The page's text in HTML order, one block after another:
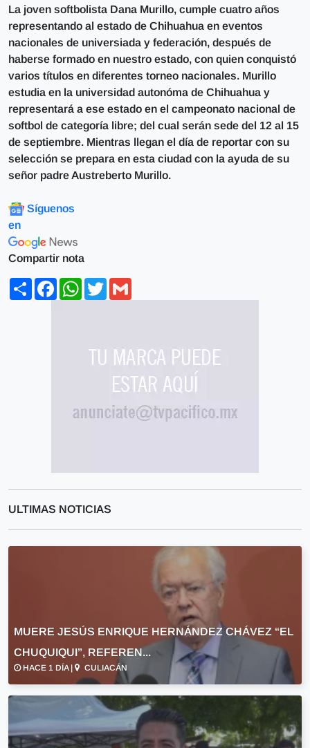
La joven softbolista Dana Murillo, cumple cuatro años
representando al estado de Chihuahua en eventos
nacionales de universiada y federación, después de
haberse formado en nuestro estado, con quien conquistó
varios títulos en diferentes torneo nacionales. Murillo
estudia en la universidad autonóma de Chihuahua y
representará a ese estado en el campeonato nacional de
softbol de categoría libre; del cual serán sede del 12 al 15
de septiembre. Mientras llegan el día de reportar con su
selección se prepara en esta ciudad con la ayuda de su
señor padre Austreberto Murillo.
Síguenos
en
Compartir nota
ShareFacebookWhatsApp
Twitter
ULTIMAS NOTICIAS
MUERE JESÚS ENRIQUE HERNÁNDEZ CHÁVEZ “EL
CHUQUIQUI”, REFEREN...
HACE 1 DÍA | CULIACÁN